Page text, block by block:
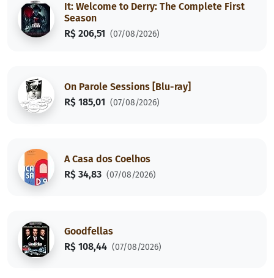
It: Welcome to Derry: The Complete First
Season
R$ 206,51 (07/08/2026)
On Parole Sessions [Blu-ray]
R$ 185,01 (07/08/2026)
A Casa dos Coelhos
R$ 34,83 (07/08/2026)
Goodfellas
R$ 108,44 (07/08/2026)